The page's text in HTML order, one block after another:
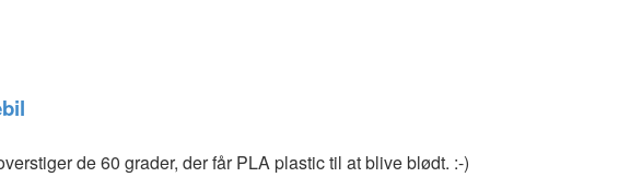
de 60 grader, der får PLA plastic til at blive blødt. :-)